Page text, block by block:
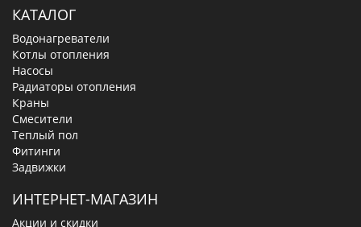
КАТАЛОГ
Водонагреватели
Котлы отопления
Насосы
Радиаторы отопления
Краны
Смесители
Теплый пол
Фитинги
Задвижки
ИНТЕРНЕТ-МАГАЗИН
Акции и скидки